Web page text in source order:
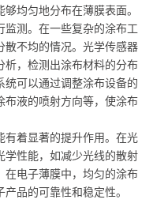
均匀地分布在薄膜表面。
监测。在一些复杂的涂布工
散不均的情况。光学传感器
析，检测出涂布材料的分布
统可以通过调整涂布设备的
布液的喷射方向等，使涂布
有着显著的提升作用。在光
学性能，如减少光线的散射
在电子薄膜中，均匀的涂布
品的可靠性和稳定性。